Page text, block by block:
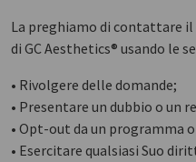
La preghiamo di contattare
di GC Aesthetics® usando le
• Rivolgere delle domande;
• Presentare un dubbio o un
• Opt-out da un programma
• Esercitare qualsiasi Suo